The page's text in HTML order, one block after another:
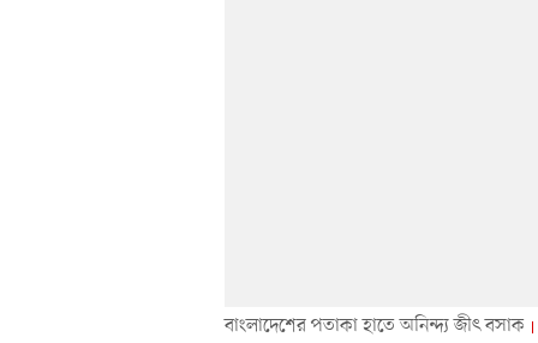
বাংলাদেশের পতাকা হাতে অনিন্দ্য জীৎ বসাক